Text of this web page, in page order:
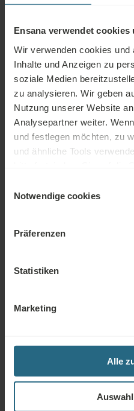
Ensana verwendet
Wir verwenden cookies und
Inhalte und Anzeigen zu
soziale Medien
zu analysieren. Wir geben
Nutzung unserer Website
Analysepartner weiter.
und festlegen möchten, zu
und ähnliche Tools
Schaltfläche „Alle aktivieren“
Notwendige cookies
Präferenzen
Statistiken
Marketing
Alle
Wellness
Dienstleistungen
Tagungsräume
Parkplatz
Trinkkur